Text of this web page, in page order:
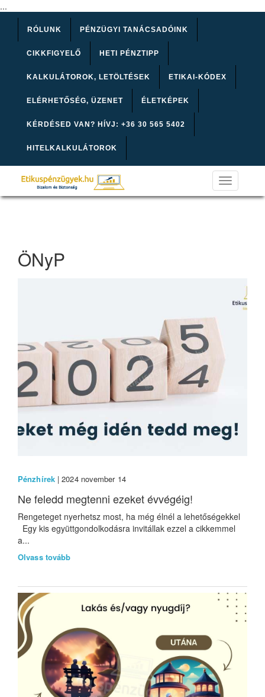
...
RÓLUNK PÉNZÜGYI TANÁCSADÓINK
CIKKFIGYELŐ HETI PÉNZTIPP
KALKULÁTOROK, LETÖLTÉSEK ETIKAI-KÓDEX
ELÉRHETŐSÉG, ÜZENET ÉLETKÉPEK
KÉRDÉSED VAN? HÍVJ: +36 30 565 5402
HITELKALKULÁTOROK
Toggle
navigation
ÖNyP
Pénzhírek| 2024 november 14
Ne feledd megtenni ezeket évvégéig!
Rengeteget nyerhetsz most, ha még élnél a lehetőségekkel
Egy kis együttgondolkodásra invitállak ezzel a cikkemmel
a...
Olvass tovább